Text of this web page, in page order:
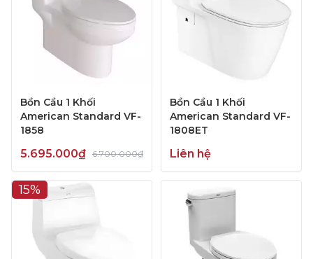
Bồn Cầu 1 Khối
American Standard VF-
1858
5.695.000₫ 6.700.000₫
Bồn Cầu 1 Khối
American Standard VF-
1808ET
Liên hệ
15%